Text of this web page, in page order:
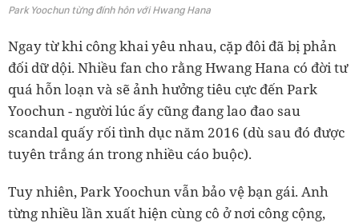
Park Yoochun từng đính hôn với Hwang Hana
Ngay từ khi công khai yêu nhau, cặp đôi đã bị phản
đối dữ dội. Nhiều fan cho rằng Hwang Hana có đời tư
quá hỗn loạn và sẽ ảnh hưởng tiêu cực đến Park
Yoochun - người lúc ấy cũng đang lao đao sau
scandal quấy rối tình dục năm 2016 (dù sau đó được
tuyên trắng án trong nhiều cáo buộc).
Tuy nhiên, Park Yoochun vẫn bảo vệ bạn gái. Anh
từng nhiều lần xuất hiện cùng cô ở nơi công cộng,